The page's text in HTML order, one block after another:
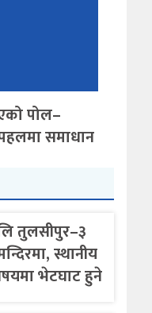
पोल–
समाधान
तुलसीपुर–३
स्थानीय
भेटघाट हुने